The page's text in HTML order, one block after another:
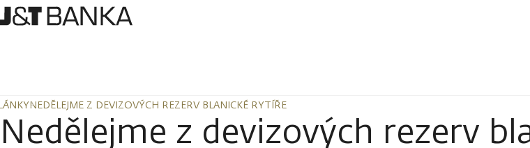
NEDĚLEJME Z DEVIZOVÝCH REZERV BLANICKÉ RYTÍŘE
NEDĚLEJME Z DEVIZOVÝCH REZERV BLANICKÉ RYTÍŘE
Nedělejme z devizových rezerv